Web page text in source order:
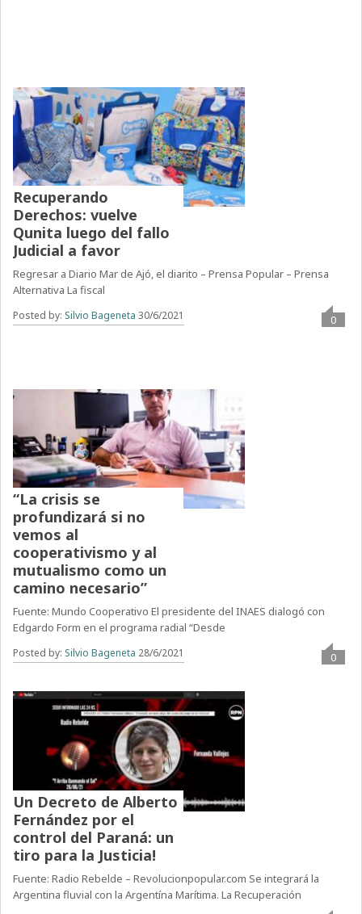
Recuperando
Derechos: vuelve
Qunita luego del fallo
Judicial a favor
Regresar a Diario Mar de Ajó, el diarito – Prensa Popular – Prensa
Alternativa La fiscal
Posted by: Silvio Bageneta 30/6/2021 0
“La crisis se
profundizará si no
vemos al
cooperativismo y al
mutualismo como un
camino necesario”
Fuente: Mundo Cooperativo El presidente del INAES dialogó con
Edgardo Form en el programa radial “Desde
Posted by: Silvio Bageneta 28/6/2021 0
Un Decreto de Alberto
Fernández por el
control del Paraná: un
tiro para la Justicia!
Fuente: Radio Rebelde – Revolucionpopular.com Se integrará la
Argentina fluvial con la Argentína Marítima. La Recuperación